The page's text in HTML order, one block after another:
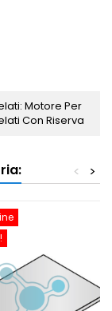
Motore Per
Con Riserva
>
<